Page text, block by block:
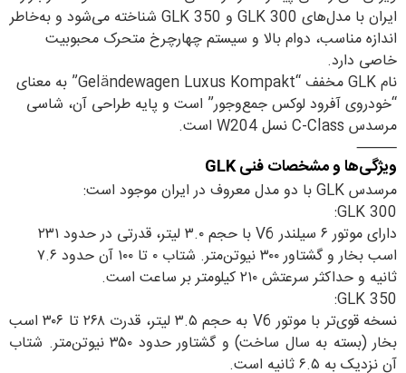
ایران با مدل‌های GLK 300 و GLK 350 شناخته می‌شود و به‌خاطر
اندازه مناسب، دوام بالا و سیستم چهارچرخ متحرک محبوبیت
خاصی دارد.
نام GLK مخفف “Geländewagen Luxus Kompakt” به معنای
“خودروی آفرود لوکس جمع‌وجور” است و پایه طراحی آن، شاسی
مرسدس C-Class نسل W204 است.
⸻
ویژگی‌ها و مشخصات فنی GLK
مرسدس GLK با دو مدل معروف در ایران موجود است:
GLK 300:
دارای موتور ۶ سیلندر V6 با حجم ۳.۰ لیتر، قدرتی در حدود ۲۳۱
اسب بخار و گشتاور ۳۰۰ نیوتن‌متر. شتاب ۰ تا ۱۰۰ آن حدود ۷.۶
ثانیه و حداکثر سرعتش ۲۱۰ کیلومتر بر ساعت است.
GLK 350:
نسخه قوی‌تر با موتور V6 به حجم ۳.۵ لیتر، قدرت ۲۶۸ تا ۳۰۶ اسب
بخار (بسته به سال ساخت) و گشتاور حدود ۳۵۰ نیوتن‌متر. شتاب
آن نزدیک به ۶.۵ ثانیه است.